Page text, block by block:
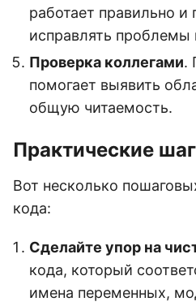
работает правильно
исправлять проблемы
Проверка коллегами.
помогает выявить
общую читаемость.
Практические
Вот несколько
кода:
Сделайте упор на
кода, который
имена переменных,